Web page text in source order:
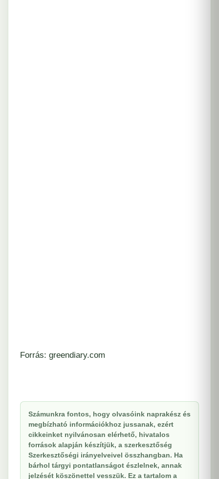
Forrás: greendiary.com
Számunkra fontos, hogy olvasóink naprakész és
megbízható információkhoz jussanak, ezért
cikkeinket nyilvánosan elérhető, hivatalos
források alapján készítjük, a szerkesztőség
Szerkesztőségi irányelveivel összhangban. Ha
bárhol tárgyi pontatlanságot észlelnek, annak
jelzését köszönettel vesszük. Ez a tartalom a